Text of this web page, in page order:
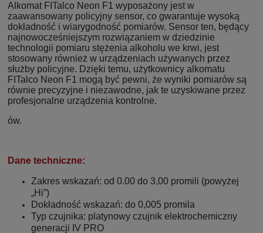
Alkomat FITalco Neon F1 wyposażony jest w
zaawansowany policyjny sensor, co gwarantuje wysoką
dokładność i wiarygodność pomiarów. Sensor ten, będący
najnowocześniejszym rozwiązaniem w dziedzinie
technologii pomiaru stężenia alkoholu we krwi, jest
stosowany również w urządzeniach używanych przez
służby policyjne. Dzięki temu, użytkownicy alkomatu
FITalco Neon F1 mogą być pewni, że wyniki pomiarów są
równie precyzyjne i niezawodne, jak te uzyskiwane przez
profesjonalne urządzenia kontrolne.
ów.
Dane techniczne:
Zakres wskazań: od 0.00 do 3,00 promili (powyżej
„Hi”)
Dokładność wskazań: do 0,005 promila
Typ czujnika: platynowy czujnik elektrochemiczny
generacji IV PRO